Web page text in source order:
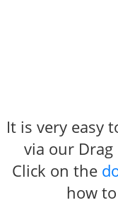
It is very easy
via our Drag
Click on the
how